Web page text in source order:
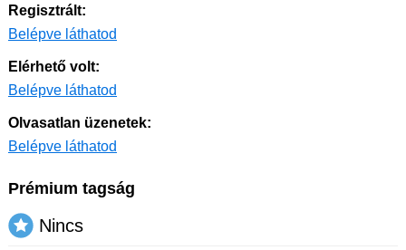
Regisztrált:
Belépve láthatod
Elérhető volt:
Belépve láthatod
Olvasatlan üzenetek:
Belépve láthatod
Prémium tagság
Nincs